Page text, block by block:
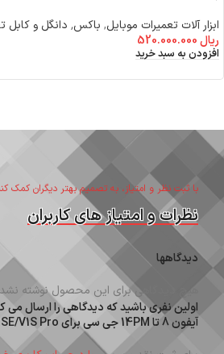
ابزار آلات تعمیرات موبایل, باکس٬ دانگل و کابل تعیرات موبایل
ریال
افزودن به سبد خرید
با ثبت نظر و امتیاز، به تصمیم بهتر دیگران کمک
نظرات و امتیاز های کاربران
دیدگاهها
هیچ دیدگاهی برای این محصول نوشته
آیفون 8 تا 14PM جی سی برای V1SE/V1S Pro”